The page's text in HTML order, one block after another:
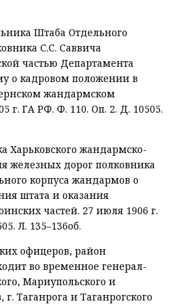
Штаба Отдельного
С.С. Саввича
частью Департамента
о кадровом положении в
жандармском
г. ГА РФ. Ф. 110. Оп. 2. Д. 10505.
Харьковского жандармско-
железных дорог полковника
корпуса жандармов о
штата и оказания
частей. 27 июля 1906 г.
Л. 135–136об.
офицеров, район
во временное генерал-
Мариупольского и
г. Таганрога и Таганрогского